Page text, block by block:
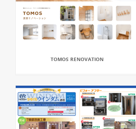
TOMOS RENOVATION